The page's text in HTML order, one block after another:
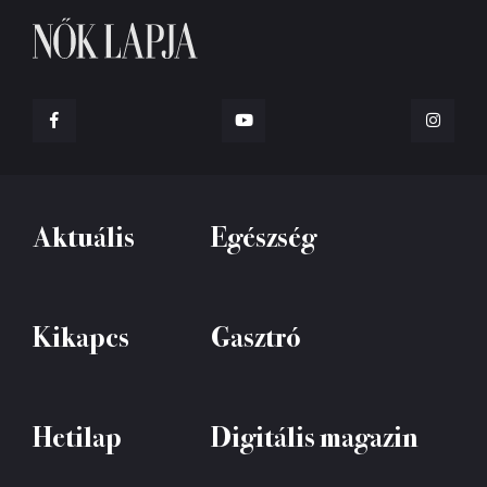
Aktuális Egészség
Kikapcs Gasztró
Hetilap Digitális magazin